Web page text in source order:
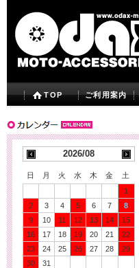
TOP ご利用案内
2026/08
日 月 火 水 木 金
土
1
2
3 4 5 6 7
8
9
10 11 12 13 14
15
16
17 18 19 20 21
22
23
24 25 26 27 28
29
30
31